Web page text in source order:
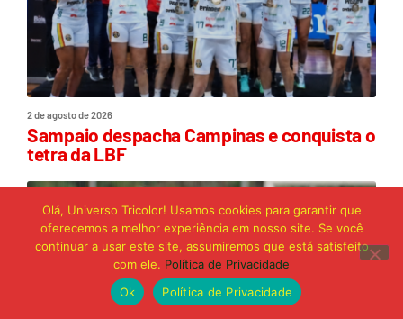
2 de agosto de 2026
Sampaio despacha Campinas e conquista o
tetra da LBF
Olá, Universo Tricolor! Usamos cookies para garantir que
oferecemos a melhor experiência em nosso site. Se você
continuar a usar este site, assumiremos que está satisfeito
com ele. Política de Privacidade
Ok
Política de Privacidade